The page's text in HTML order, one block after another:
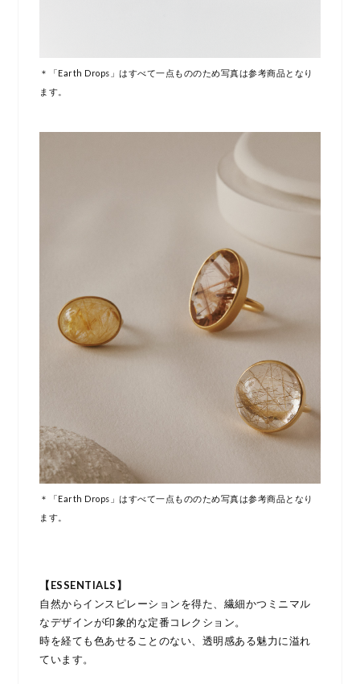
＊「Earth Drops」はすべて一点もののため写真は参考商品となり
ます。
＊「Earth Drops」はすべて一点もののため写真は参考商品となり
ます。
【ESSENTIALS】
自然からインスピレーションを得た、繊細かつミニマル
なデザインが印象的な定番コレクション。
時を経ても色あせることのない、透明感ある魅力に溢れ
ています。